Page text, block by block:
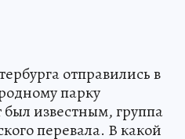
отправились в
парку
известным, группа
перевала. В какой